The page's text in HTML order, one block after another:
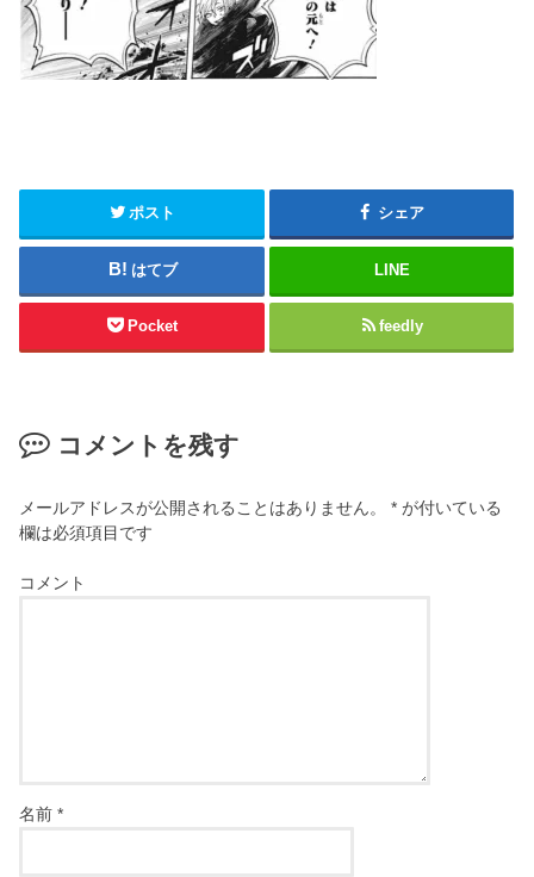
ポスト シェア
はてブ LINE
Pocket feedly
コメントを残す
メールアドレスが公開されることはありません。 * が付いている
欄は必須項目です
コメント
名前*